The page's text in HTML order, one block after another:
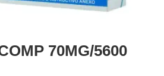
70MG/5600